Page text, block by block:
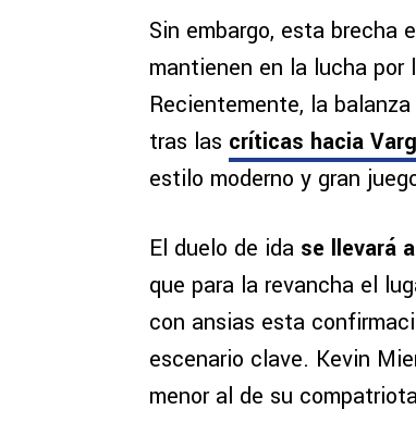
Sin embargo, esta brecha
mantienen en la lucha por
Recientemente, la
tras las críticas hacia
estilo moderno y gran
El duelo de ida se llevará
que para la revancha el
con ansias esta
escenario clave. Kevin
menor al de su